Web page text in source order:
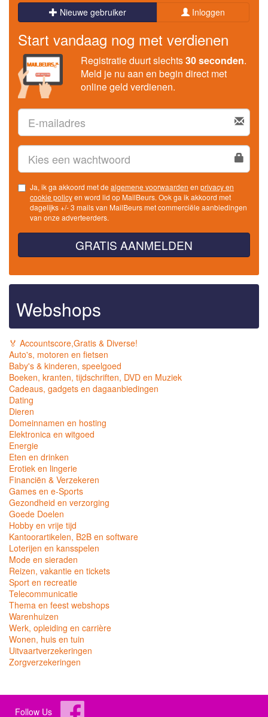
Nieuwe gebruiker Inloggen
Start vandaag nog met verdienen
Registratie duurt slechts30 seconden.
Meld je nu aan en begin direct met
online geld verdienen.
Ja, ik ga akkoord met de algemene voorwaarden en privacy en
cookie policy
dagelijks +/- 3 mails van MailBeurs met commerciële aanbiedingen
van onze adverteerders.
GRATIS AANMELDEN
Webshops
🏅 Accountscore,Gratis & Diverse!
Auto's, motoren en fietsen
Baby's & kinderen, speelgoed
Boeken, kranten, tijdschriften, DVD en Muziek
Cadeaus, gadgets en dagaanbiedingen
Dating
Dieren
Domeinnamen en hosting
Elektronica en witgoed
Energie
Eten en drinken
Erotiek en lingerie
Financiën & Verzekeren
Games en e-Sports
Gezondheid en verzorging
Goede Doelen
Hobby en vrije tijd
Kantoorartikelen, B2B en software
Loterijen en kansspelen
Mode en sieraden
Reizen, vakantie en tickets
Sport en recreatie
Telecommunicatie
Thema en feest webshops
Warenhuizen
Werk, opleiding en carrière
Wonen, huis en tuin
Uitvaartverzekeringen
Zorgverzekeringen
Follow Us